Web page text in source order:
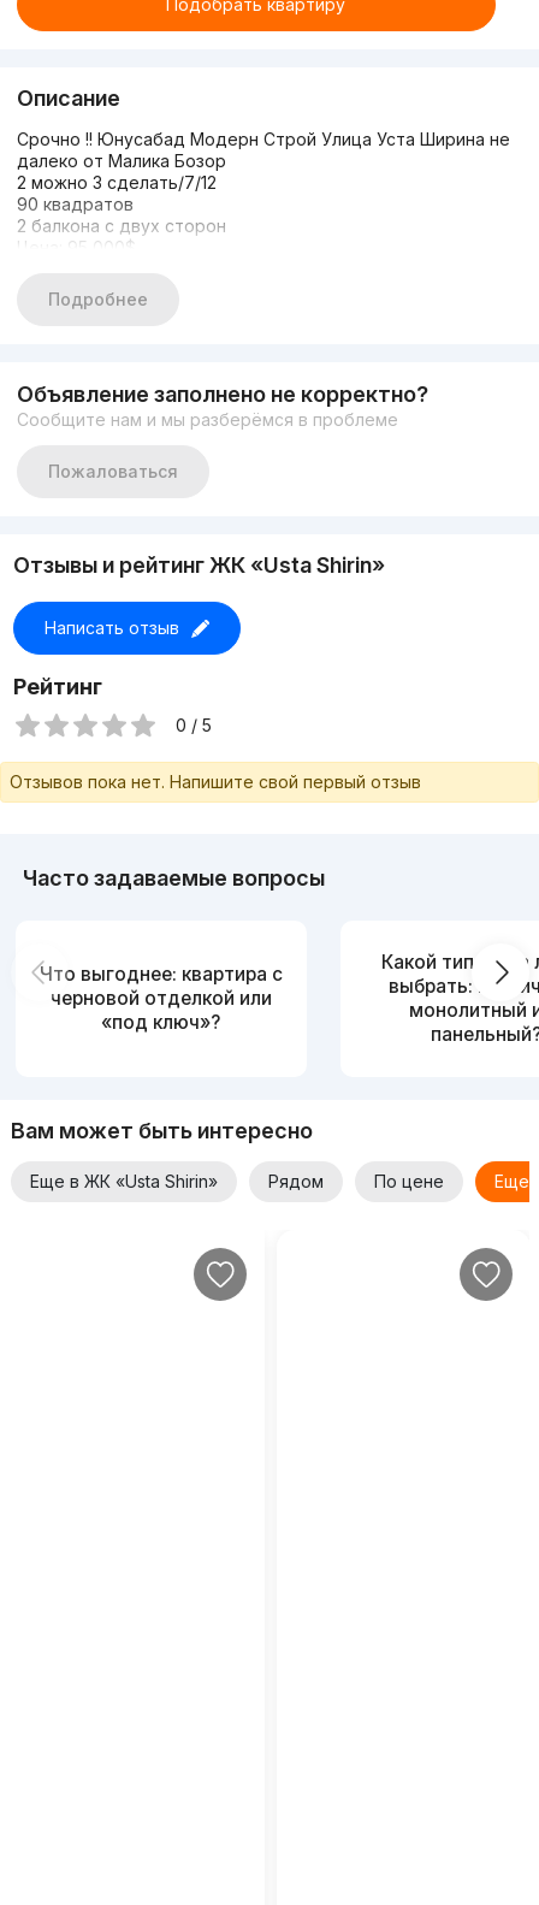
Подобрать квартиру
Описание
Срочно !! Юнусабад Модерн Строй Улица Уста Ширина не
далеко от Малика Бозор
2 можно 3 сделать/7/12
90 квадратов
2 балкона с двух сторон
Цена: 95 000$
магазины и аптеки в шаговой доступности, зеленая зона
+998773112121 Санжар
Подробнее
Объявление заполнено не корректно?
Сообщите нам и мы разберёмся в проблеме
Пожаловаться
Отзывы и рейтинг ЖК «Usta Shirin»
Написать отзыв
Рейтинг
0 / 5
Отзывов пока нет. Напишите свой первый отзыв
Часто задаваемые вопросы
Что выгоднее: квартира с
черновой отделкой или
«под ключ»?
Какой тип дома
выбрать:
монолитный
Вам может быть интересно
Еще в ЖК «Usta Shirin» Рядом По цене Еще